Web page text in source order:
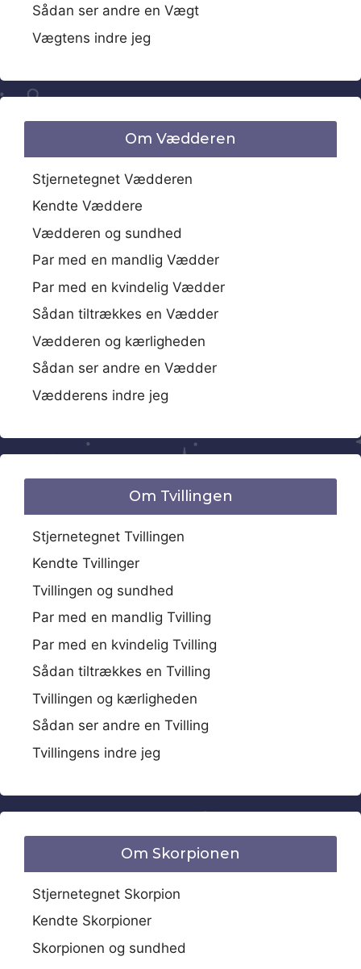
Sådan ser andre en Vægt
Vægtens indre jeg
Om Vædderen
Stjernetegnet Vædderen
Kendte Væddere
Vædderen og sundhed
Par med en mandlig Vædder
Par med en kvindelig Vædder
Sådan tiltrækkes en Vædder
Vædderen og kærligheden
Sådan ser andre en Vædder
Vædderens indre jeg
Om Tvillingen
Stjernetegnet Tvillingen
Kendte Tvillinger
Tvillingen og sundhed
Par med en mandlig Tvilling
Par med en kvindelig Tvilling
Sådan tiltrækkes en Tvilling
Tvillingen og kærligheden
Sådan ser andre en Tvilling
Tvillingens indre jeg
Om Skorpionen
Stjernetegnet Skorpion
Kendte Skorpioner
Skorpionen og sundhed